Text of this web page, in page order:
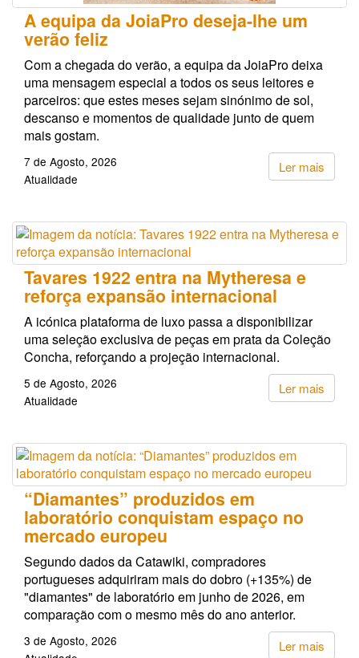
A equipa da JoiaPro deseja-lhe um
verão feliz
Com a chegada do verão, a equipa da JoiaPro deixa
uma mensagem especial a todos os seus leitores e
parceiros: que estes meses sejam sinónimo de sol,
descanso e momentos de qualidade junto de quem
mais gostam.
Ler mais
7 de Agosto, 2026
Atualidade
Tavares 1922 entra na Mytheresa e
reforça expansão internacional
A icónica plataforma de luxo passa a disponibilizar
uma seleção exclusiva de peças em prata da Coleção
Concha, reforçando a projeção internacional.
Ler mais
5 de Agosto, 2026
Atualidade
“Diamantes” produzidos em
laboratório conquistam espaço no
mercado europeu
Segundo dados da Catawiki, compradores
portugueses adquiriram mais do dobro (+135%) de
"diamantes" de laboratório em junho de 2026, em
comparação com o mesmo mês do ano anterior.
Ler mais
3 de Agosto, 2026